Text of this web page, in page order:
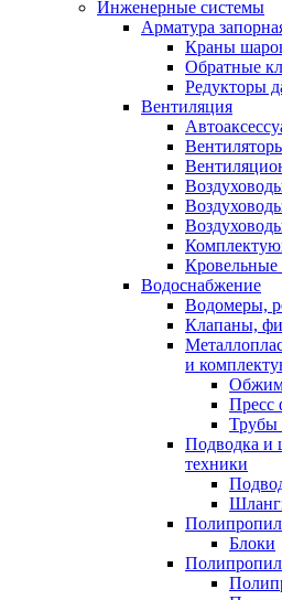
Инженерные системы
Арматура
Краны
Обратные
Редукторы
Вентиляция
Кровельные
Водоснабжение
Водомеры,
Клапаны,
и
Пресс
Трубы
Подводка и
техники
Блоки